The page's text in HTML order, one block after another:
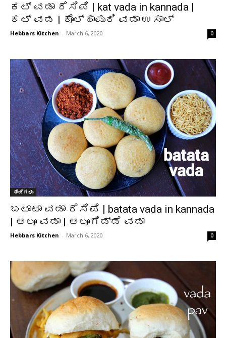
ಕಟ್ ವಡಾ ರೆಸಿಪಿ | kat vada in kannada |
ಕಟ್ ವಡ | ಕೊಲ್ಹಾಪುರಿ ವಡಾ ಉಸಾಲ್
Hebbars Kitchen - March 6, 2020 0
ತಿಂಡಿಗಳು
ಬಟಾಟಾ ವಡಾ ರೆಸಿಪಿ | batata vada in kannada
| ಆಲೂ ವಡಾ | ಆಲೂಗೆಡ್ಡೆ ವಡಾ
Hebbars Kitchen - March 6, 2020 0